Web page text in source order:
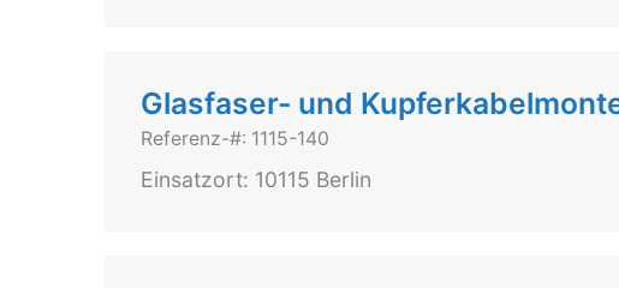
Glasfaser- und
Referenz-#: 1115-140
Einsatzort: 10115 Berlin